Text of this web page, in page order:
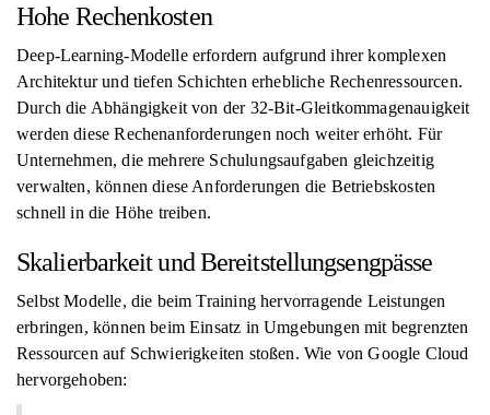
Hohe Rechenkosten
Deep-Learning-Modelle erfordern aufgrund ihrer komplexen
Architektur und tiefen Schichten erhebliche Rechenressourcen.
Durch die Abhängigkeit von der 32-Bit-Gleitkommagenauigkeit
werden diese Rechenanforderungen noch weiter erhöht. Für
Unternehmen, die mehrere Schulungsaufgaben gleichzeitig
verwalten, können diese Anforderungen die Betriebskosten
schnell in die Höhe treiben.
Skalierbarkeit und Bereitstellungsengpässe
Selbst Modelle, die beim Training hervorragende Leistungen
erbringen, können beim Einsatz in Umgebungen mit begrenzten
Ressourcen auf Schwierigkeiten stoßen. Wie von Google Cloud
hervorgehoben: